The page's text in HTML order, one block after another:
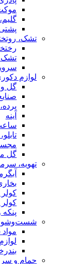
تشک،
تشک
لوازم
گل و
آینه
گل
تهویه،
کولر
پنکه
شست‌وشو
حمام و